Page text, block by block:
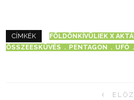
CÍMKÉK FÖLDÖNKÍVÜLIEK X
ÖSSZEESKÜVÉS
PENTAGON UFÓ